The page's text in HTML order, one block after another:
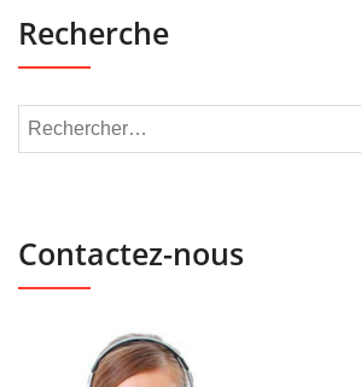
Recherche
Contactez-nous